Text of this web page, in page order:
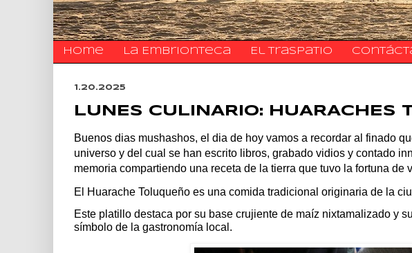
Home La Embrionteca El traspatio
1.20.2025
LUNES CULINARIO: HUARACHES
Buenos dias mushashos, el dia de hoy vamos a recordar al finado
universo y del cual se han escrito libros, grabado vidios y contado
memoria compartiendo una receta de la tierra que tuvo la fortuna de
El Huarache Toluqueño es una comida tradicional originaria de la
Este platillo destaca por su base crujiente de maíz nixtamalizado y
símbolo de la gastronomía local.